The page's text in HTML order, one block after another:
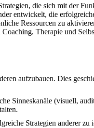
die sich mit der
entwickelt, die
Ressourcen zu
Therapie und
aufzubauen. Dies
Sinneskanäle (visuell,
Strategien anderer